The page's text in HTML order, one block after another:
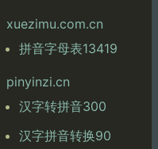
xuezimu.com.cn
拼音字母表13419
pinyinzi.cn
汉字转拼音300
汉字拼音转换90